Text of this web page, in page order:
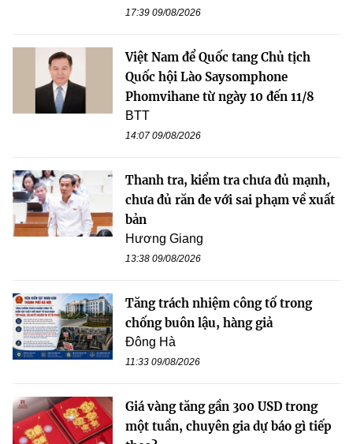
17:39 09/08/2026
Việt Nam để Quốc tang Chủ tịch
Quốc hội Lào Saysomphone
Phomvihane từ ngày 10 đến 11/8
BTT
14:07 09/08/2026
Thanh tra, kiểm tra chưa đủ mạnh,
chưa đủ răn đe với sai phạm về xuất
bản
Hương Giang
13:38 09/08/2026
Tăng trách nhiệm công tố trong
chống buôn lậu, hàng giả
Đông Hà
11:33 09/08/2026
Giá vàng tăng gần 300 USD trong
một tuần, chuyên gia dự báo gì tiếp